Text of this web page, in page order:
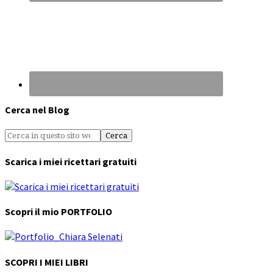
Cerca nel Blog
Scarica i miei ricettari gratuiti
Scopri il mio PORTFOLIO
SCOPRI I MIEI LIBRI